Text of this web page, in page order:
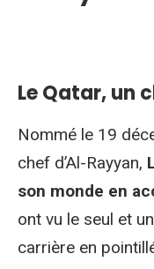
Le Qatar, un
Nommé le 19
chef d’Al-Rayyan,
son monde en
ont vu le seul et
carrière en